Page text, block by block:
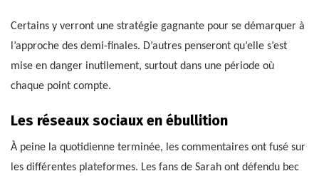
Certains y verront une stratégie gagnante pour se démarquer à
l’approche des demi-finales. D’autres penseront qu’elle s’est
mise en danger inutilement, surtout dans une période où
chaque point compte.
Les réseaux sociaux en ébullition
À peine la quotidienne terminée, les commentaires ont fusé sur
les différentes plateformes. Les fans de Sarah ont défendu bec